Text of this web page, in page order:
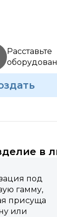
Расставьте
в
под
гамму,
присуща
или